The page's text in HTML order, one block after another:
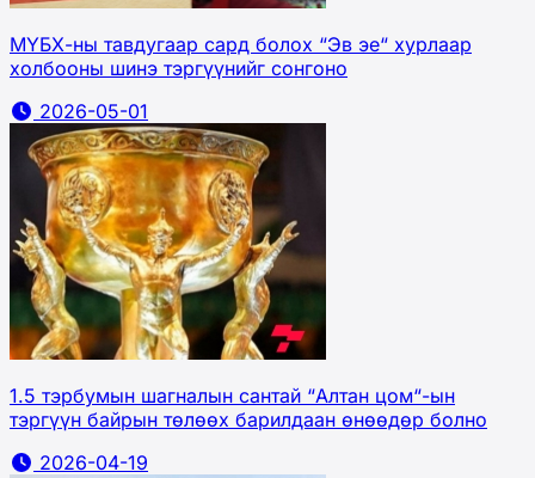
МҮБХ-ны тавдугаар сард болох “Эв эе“ хурлаар
холбооны шинэ тэргүүнийг сонгоно
2026-05-01
1.5 тэрбумын шагналын сантай “Алтан цом“-ын
тэргүүн байрын төлөөх барилдаан өнөөдөр болно
2026-04-19